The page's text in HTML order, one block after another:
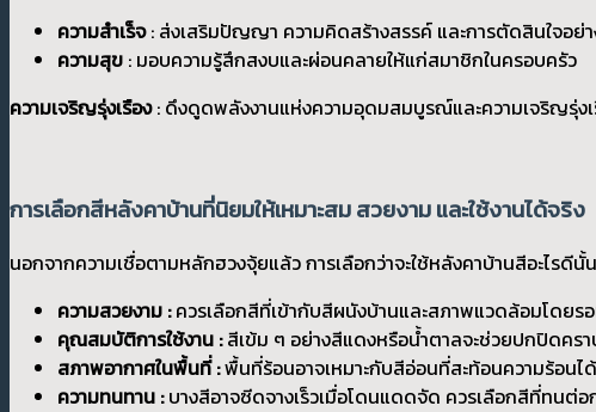
ความสำเร็จ: ส่งเสริมปัญญา ความคิดสร้างสรรค์ และการตัดสินใจอย่
ความสุข : มอบความรู้สึกสงบและผ่อนคลายให้แก่สมาชิกในครอบครัว
ความเจริญรุ่งเรือง: ดึงดูดพลังงานแห่งความอุดมสมบูรณ์และความเจริญรุ่ง
การเลือกสีหลังคาบ้านที่นิยมให้เหมาะสม สวยงาม และใช้งานได้จริง
นอกจากความเชื่อตามหลักฮวงจุ้ยแล้ว การเลือกว่าจะใช้หลังคาบ้านสีอะไรดี
ความสวยงาม :ควรเลือกสีที่เข้ากับสีผนังบ้านและสภาพแวดล้อมโดยร
คุณสมบัติการใช้งาน :สีเข้ม ๆ อย่างสีแดงหรือน้ำตาลจะช่วยปกปิดคร
สภาพอากาศในพื้นที่ :พื้นที่ร้อนอาจเหมาะกับสีอ่อนที่สะท้อนความร้อน
ความทนทาน :บางสีอาจซีดจางเร็วเมื่อโดนแดดจัด ควรเลือกสีที่ทนต่